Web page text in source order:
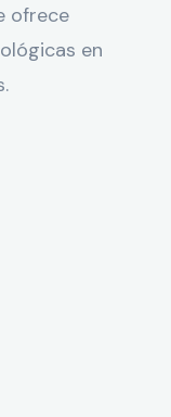
ofrece
en